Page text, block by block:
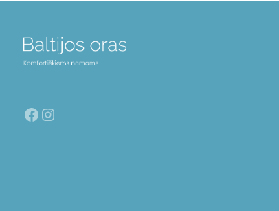
Facebook